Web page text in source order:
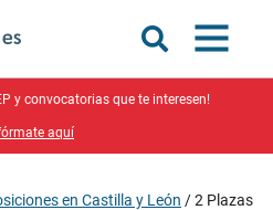
y convocatorias que te interesen!
aquí
en Castilla y León /2 Plazas